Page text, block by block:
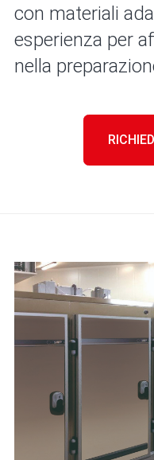
con materiali
esperienza per
nella